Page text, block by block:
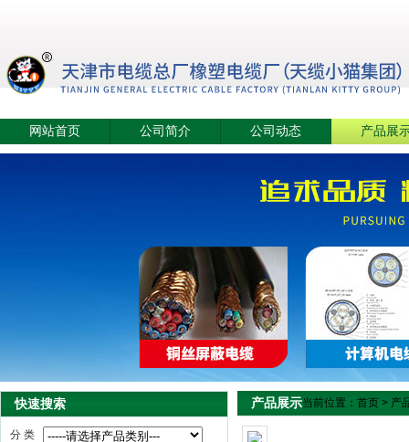
网站首页 公司简介 公司动态 产品展
快速搜索
分 类
产品展示当前位置： 首页 > 产